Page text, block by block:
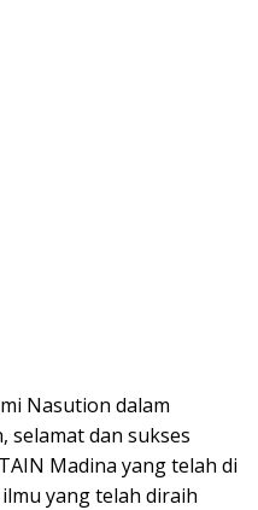
Nasution dalam
selamat dan sukses
Madina yang telah di
yang telah diraih